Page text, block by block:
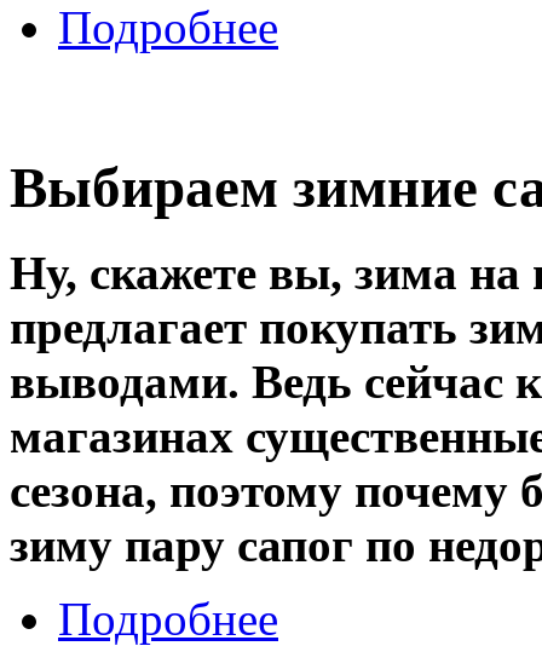
Подробнее
Выбираем зимние
Ну, скажете вы, зима на
предлагает покупать
выводами. Ведь сейчас
магазинах
сезона, поэтому
зиму пару сапог по
Подробнее